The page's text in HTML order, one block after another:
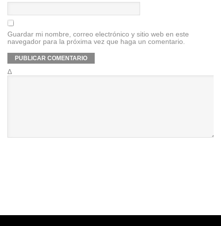
Guardar mi nombre, correo electrónico y sitio web en este
navegador para la próxima vez que haga un comentario.
Δ